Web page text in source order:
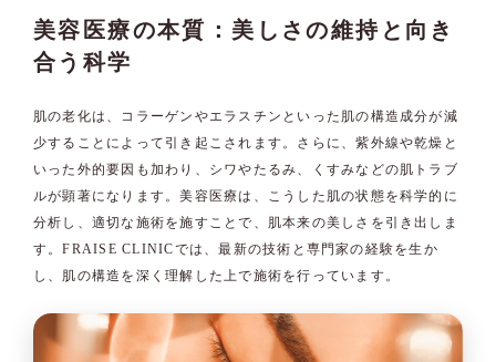
美容医療の本質：美しさの維持と向き
合う科学
肌の老化は、コラーゲンやエラスチンといった肌の構造成分が減
少することによって引き起こされます。さらに、紫外線や乾燥と
いった外的要因も加わり、シワやたるみ、くすみなどの肌トラブ
ルが顕著になります。美容医療は、こうした肌の状態を科学的に
分析し、適切な施術を施すことで、肌本来の美しさを引き出しま
す。FRAISE CLINICでは、最新の技術と専門家の経験を生か
し、肌の構造を深く理解した上で施術を行っています。